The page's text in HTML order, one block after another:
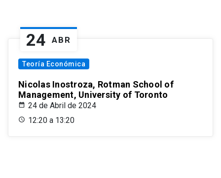
24 ABR
Teoría Económica
Nicolas Inostroza, Rotman School of
Management, University of Toronto
24 de Abril de 2024
12:20 a 13:20